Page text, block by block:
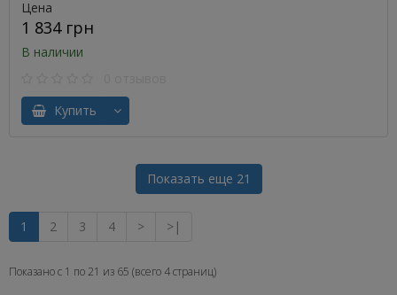
Цена
1 834 грн
В наличии
Купить
Показать еще 21
1 2 3 4 > >|
Показано с 1 по 21 из 65 (всего 4 страниц)